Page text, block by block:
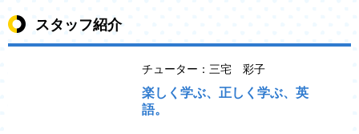
スタッフ紹介
チューター：三宅 彩子
楽しく学ぶ、正しく学ぶ、英
語。